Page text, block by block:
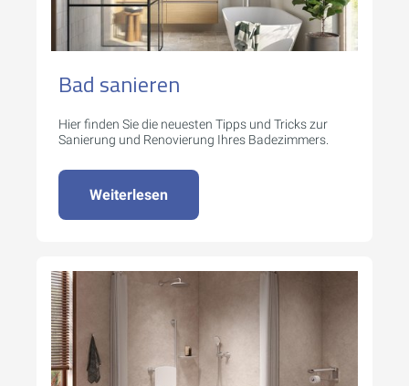
Bad sanieren
Hier finden Sie die neuesten Tipps und Tricks zur
Sanierung und Renovierung Ihres Badezimmers.
Weiterlesen